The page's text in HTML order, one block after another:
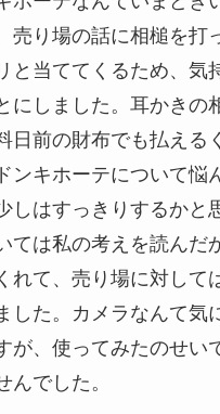
売り場の話に相槌を打
と当ててくるため、気
にしました。耳かきの
日前の財布でも払える
ンキホーテについて悩
しはすっきりするかと
ては私の考えを読んだ
れて、売り場に対して
した。カメラなんて気
が、使ってみたのせい
んでした。